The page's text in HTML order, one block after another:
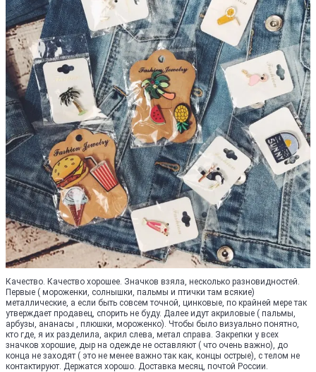
Качество. Качество хорошее. Значков взяла, несколько разновидностей.
Первые ( мороженки, солнышки, пальмы и птички там всякие)
металлические, а если быть совсем точной, цинковые, по крайней мере так
утверждает продавец, спорить не буду. Далее идут акриловые ( пальмы,
арбузы, ананасы , плюшки, мороженко). Чтобы было визуально понятно,
кто где, я их разделила, акрил слева, метал справа. Закрепки у всех
значков хорошие, дыр на одежде не оставляют ( что очень важно), до
конца не заходят ( это не менее важно так как, концы острые), с телом не
контактируют. Держатся хорошо. Доставка месяц, почтой России.